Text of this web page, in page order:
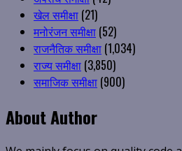
खेल समीक्षा (21)
मनोरंजन समीक्षा (52)
राजनैतिक समीक्षा (1,034)
राज्य समीक्षा (3,850)
समाजिक समीक्षा (900)
About Author